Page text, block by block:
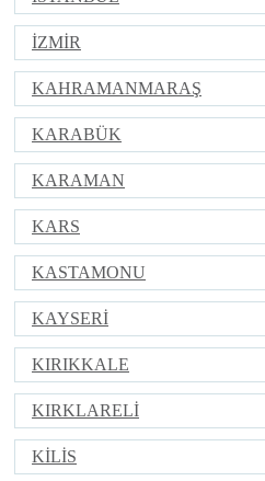
İZMİR
KAHRAMANMARAŞ
KARABÜK
KARAMAN
KARS
KASTAMONU
KAYSERİ
KIRIKKALE
KIRKLARELİ
KİLİS